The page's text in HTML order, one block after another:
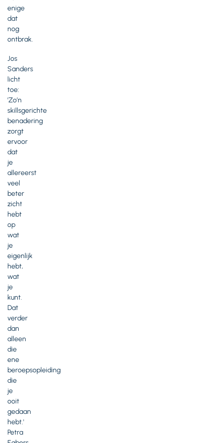
enige
dat
nog
ontbrak.
Jos
Sanders
licht
toe:
'Zo’n
skillsgerichte
benadering
zorgt
ervoor
dat
je
allereerst
veel
beter
zicht
hebt
op
wat
je
eigenlijk
hebt,
wat
je
kunt.
Dat
verder
dan
alleen
die
ene
beroepsopleiding
die
je
ooit
gedaan
hebt.'
Petra